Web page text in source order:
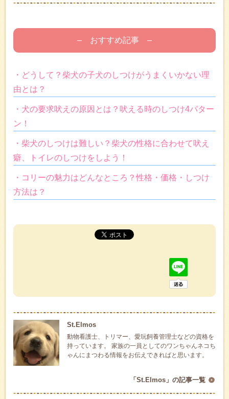
– おすすめ記事 –
・どうして？柴犬の子犬のしつけがうまくいかない理
由とは？
・犬の要求吠えの原因とは？吠える時のしつけ4パター
ン！
・柴犬のしつけは難しい？柴犬の性格に合わせて吠え
癖、トイレのしつけをしよう！
・コリーの魅力はどんなところ？性格・価格・しつけ
方法は？
St.Elmos
動物看護士、トリマー、愛玩飼養管理士などの資格を
持っています。 家族の一員としてのワンちゃんネコち
ゃんにまつわる情報をお伝えできればと思います。
「St.Elmos」の記事一覧